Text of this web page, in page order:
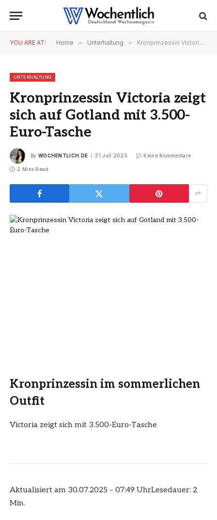
YOU ARE AT: Home » Unterhaltung » Kronprinzessin Victoria zeigt sich auf Gotland mit 3.500-Euro-Tasche
UNTERHALTUNG
Kronprinzessin Victoria zeigt
sich auf Gotland mit 3.500-
Euro-Tasche
By WOCHENTLICH.DE 31 Juli 2025 Keine Kommentare
2 Mins Read
Kronprinzessin im sommerlichen
Outfit
Victoria zeigt sich mit 3.500-Euro-Tasche
Aktualisiert am 30.07.2025 – 07:49 UhrLesedauer: 2
Min.